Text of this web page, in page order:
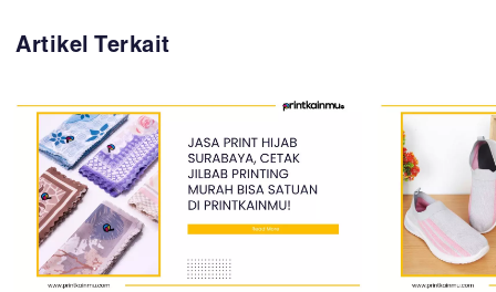
Artikel Terkait